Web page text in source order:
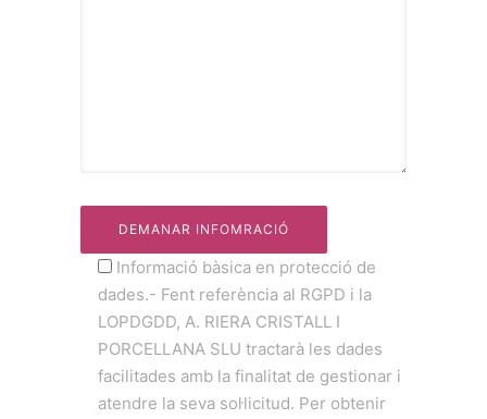
Informació bàsica en protecció de
dades.- Fent referència al RGPD i la
LOPDGDD, A. RIERA CRISTALL I
PORCELLANA SLU tractarà les dades
facilitades amb la finalitat de gestionar i
atendre la seva sol·licitud. Per obtenir